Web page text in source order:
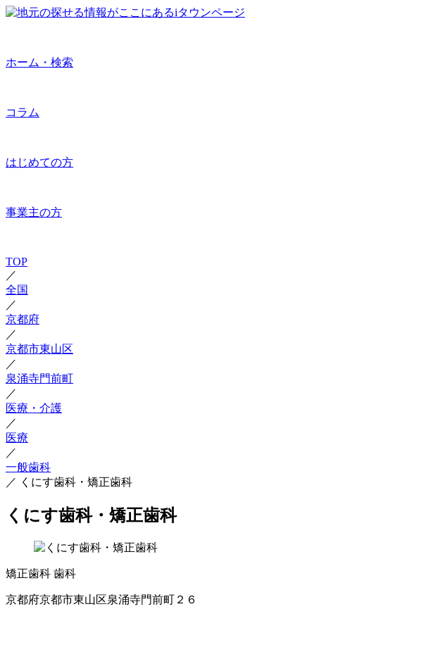
ホーム・検索
コラム
はじめての方
事業主の方
TOP
／
全国
／
京都府
／
京都市東山区
／
泉涌寺門前町
／
医療・介護
／
医療
／
一般歯科
／ くにす歯科・矯正歯科
くにす歯科・矯正歯科
矯正歯科 歯科
京都府京都市東山区泉涌寺門前町２６